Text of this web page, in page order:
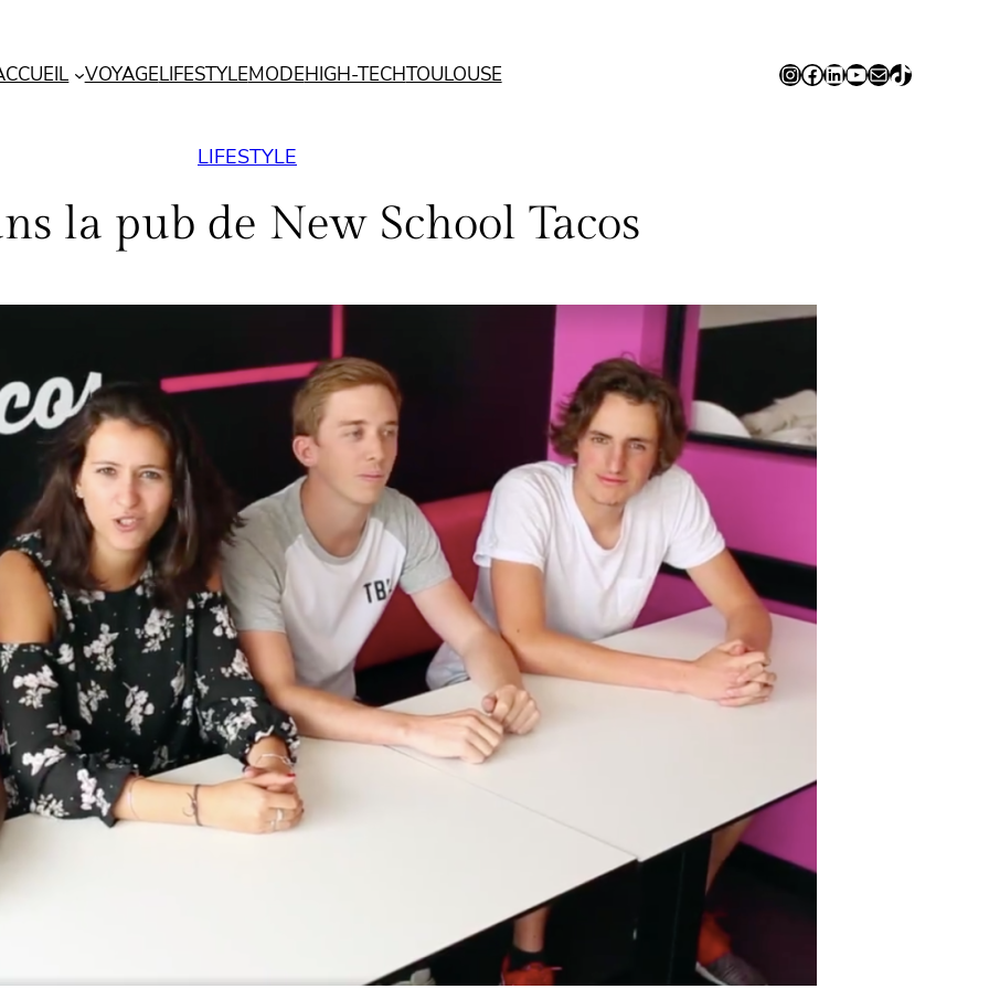
VOYAGELIFESTYLEMODEHIGH-TECHTOULOUSE InstagramFacebook LinkedIn YouTube E-mail TikTok
LIFESTYLE
la pub de New School Tacos